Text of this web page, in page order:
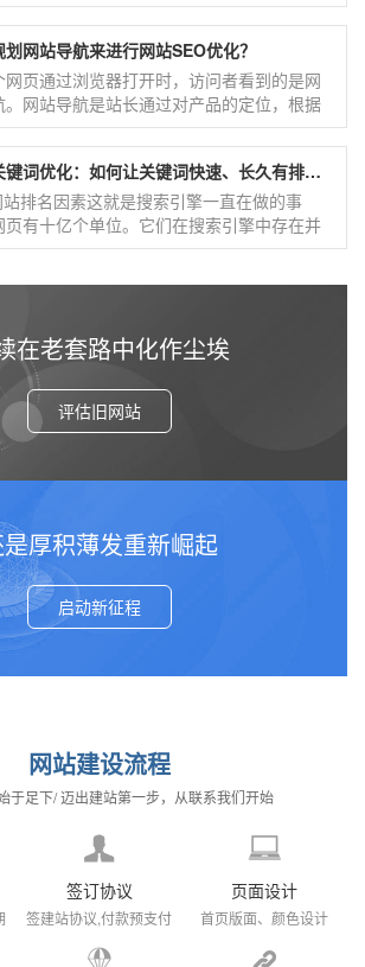
部进行优化。只有这样才能保证网站有一个
排名，并且网在网站优化过程,我们除了对站
还能做什么
网站导航来进行网站SEO优化？
网页通过浏览器打开时，访问者看到的是网
。网站导航是站长通过对产品的定位，根据
条件对网站的内容进行分类，也可以一目了
制整个网站。网站导航网站导航设计的方法
百度关键词优化：如何让关键词快速、长久有排名？
排名因素这就是搜索引擎一直在做的事
页有十亿个单位。它们在搜索引擎中存在并
当然，有非常复杂的计算。考虑到各种因素
在老套路中化作尘埃
评估旧网站
厚积薄发重新崛起
启动新征程
网站建设流程
于足下/ 迈出建站第一步，从联系我们开始
签订协议
签建站协议,付款预支付
页面设计
首页版面、颜色设计